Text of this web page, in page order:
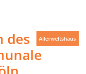
des
Allerweltshaus